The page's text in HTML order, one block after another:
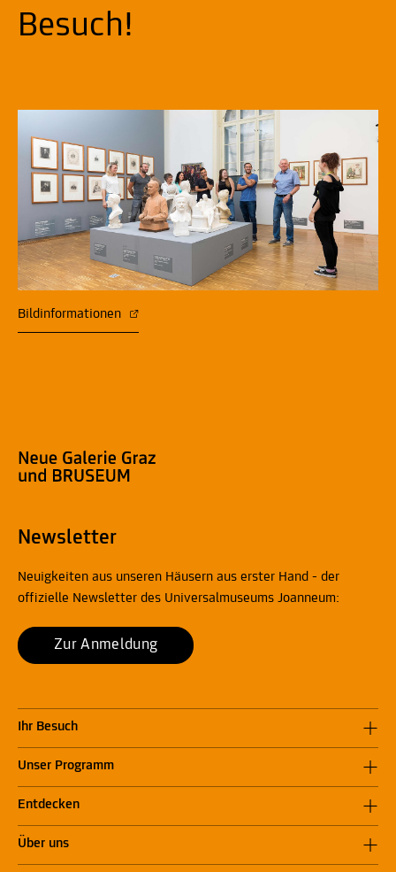
Besuch!
Bildinformationen
Newsletter
Neuigkeiten aus unseren Häusern aus erster Hand - der
offizielle Newsletter des Universalmuseums Joanneum:
Zur Anmeldung
Ihr Besuch
Unser Programm
Entdecken
Über uns